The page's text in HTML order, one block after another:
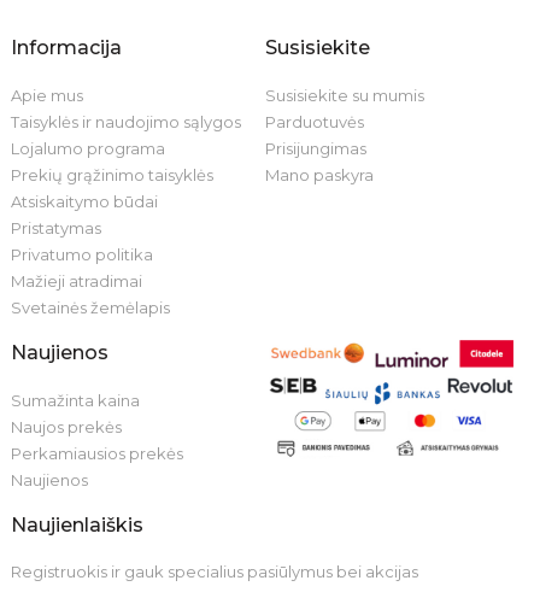
Informacija
Apie mus
Taisyklės ir naudojimo sąlygos
Lojalumo programa
Prekių grąžinimo taisyklės
Atsiskaitymo būdai
Pristatymas
Privatumo politika
Mažieji atradimai
Svetainės žemėlapis
Susisiekite
Susisiekite su mumis
Parduotuvės
Prisijungimas
Mano paskyra
Naujienos
Sumažinta kaina
Naujos prekės
Perkamiausios prekės
Naujienos
Naujienlaiškis
Registruokis ir gauk specialius pasiūlymus bei akcijas